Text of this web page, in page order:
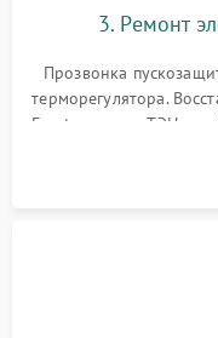
3. Ремонт
Прозвонка
терморегулятора.
Frost, включая ТЭН
платы